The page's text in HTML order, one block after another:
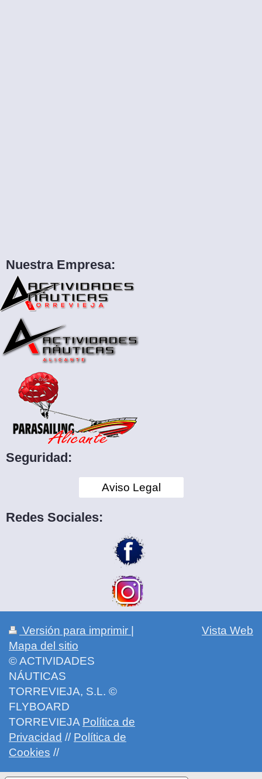
Nuestra Empresa:
Seguridad:
Aviso Legal
Redes Sociales:
Versión para imprimir |
Mapa del sitio
© ACTIVIDADES
NÁUTICAS
TORREVIEJA, S.L. ©
FLYBOARD
TORREVIEJA Política de
Privacidad // Política de
Cookies //
Vista Web